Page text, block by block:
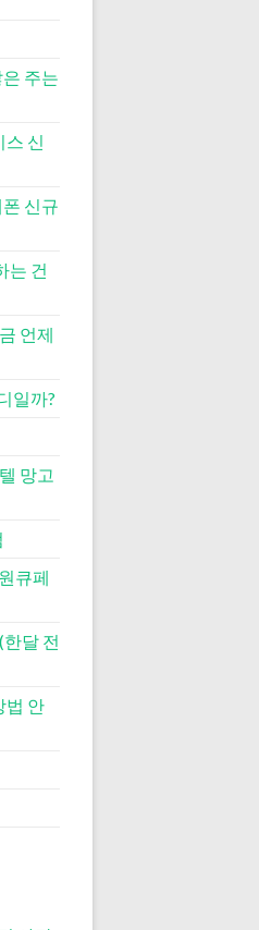
주는
신
신규
는 건
언제
일까?
망고
큐페
달 전
법 안